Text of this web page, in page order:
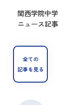
関西学院中
ニュース記
全ての
記事を見る